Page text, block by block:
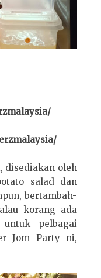
disediakan oleh
salad dan
bertambah-
korang ada
pelbagai
Jom Party ni,